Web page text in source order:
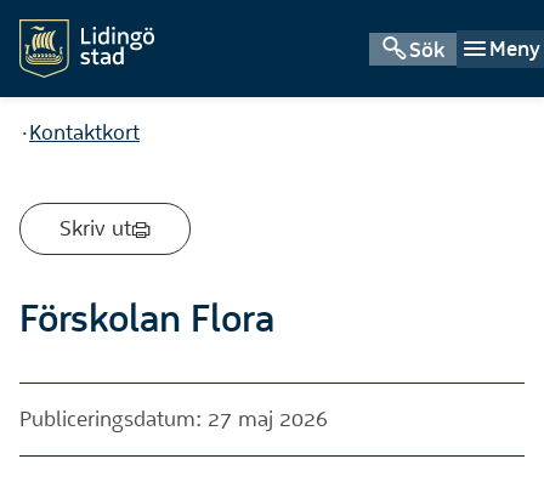
Sök Meny
Du är här:
Kontaktkort
Skriv ut
Förskolan Flora
Publiceringsdatum: 27 maj 2026